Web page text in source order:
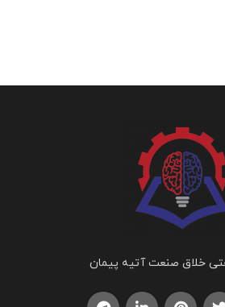
خلاق صنعت آتیه پیمان